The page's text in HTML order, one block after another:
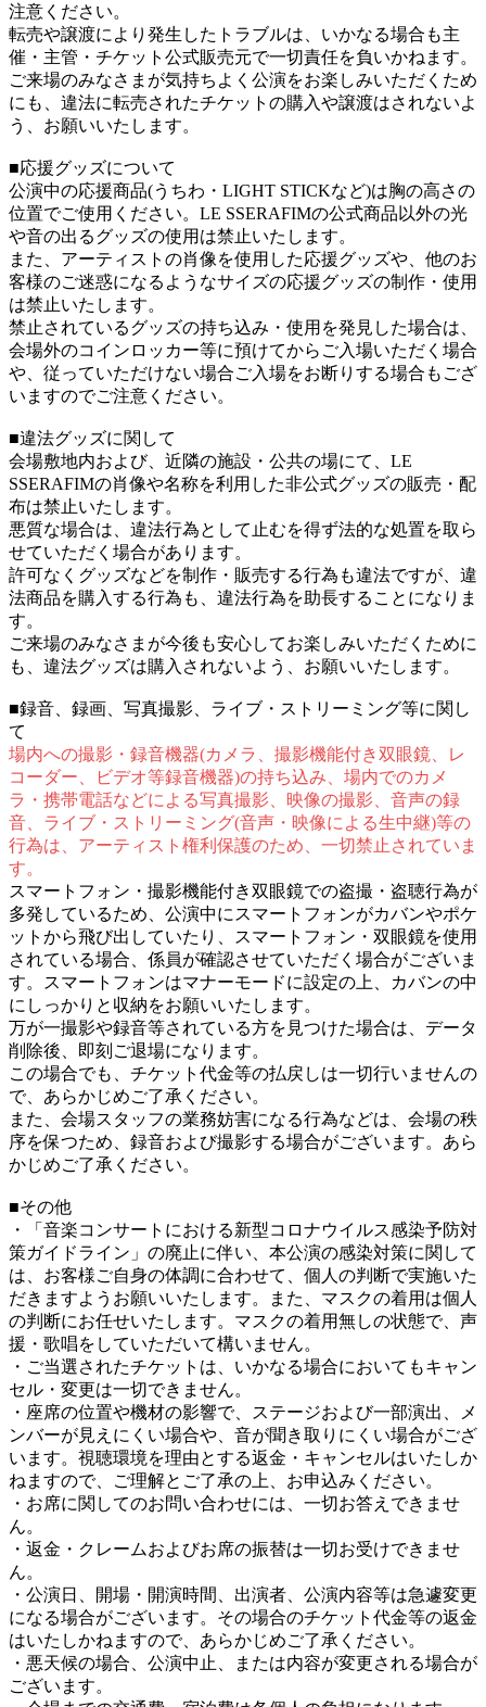
注意ください。
転売や譲渡により発生したトラブルは、いかなる場合も主
催・主管・チケット公式販売元で一切責任を負いかねます。
ご来場のみなさまが気持ちよく公演をお楽しみいただくため
にも、違法に転売されたチケットの購入や譲渡はされないよ
う、お願いいたします。
■応援グッズについて
公演中の応援商品(うちわ・LIGHT STICKなど)は胸の高さの
位置でご使用ください。LE SSERAFIMの公式商品以外の光
や音の出るグッズの使用は禁止いたします。
また、アーティストの肖像を使用した応援グッズや、他のお
客様のご迷惑になるようなサイズの応援グッズの制作・使用
は禁止いたします。
禁止されているグッズの持ち込み・使用を発見した場合は、
会場外のコインロッカー等に預けてからご入場いただく場合
や、従っていただけない場合ご入場をお断りする場合もござ
いますのでご注意ください。
■違法グッズに関して
会場敷地内および、近隣の施設・公共の場にて、LE
SSERAFIMの肖像や名称を利用した非公式グッズの販売・配
布は禁止いたします。
悪質な場合は、違法行為として止むを得ず法的な処置を取ら
せていただく場合があります。
許可なくグッズなどを制作・販売する行為も違法ですが、違
法商品を購入する行為も、違法行為を助長することになりま
す。
ご来場のみなさまが今後も安心してお楽しみいただくために
も、違法グッズは購入されないよう、お願いいたします。
■録音、録画、写真撮影、ライブ・ストリーミング等に関し
て
場内への撮影・録音機器(カメラ、撮影機能付き双眼鏡、レ
コーダー、ビデオ等録音機器)の持ち込み、場内でのカメ
ラ・携帯電話などによる写真撮影、映像の撮影、音声の録
音、ライブ・ストリーミング(音声・映像による生中継)等の
行為は、アーティスト権利保護のため、一切禁止されていま
す。
スマートフォン・撮影機能付き双眼鏡での盗撮・盗聴行為が
多発しているため、公演中にスマートフォンがカバンやポケ
ットから飛び出していたり、スマートフォン・双眼鏡を使用
されている場合、係員が確認させていただく場合がございま
す。スマートフォンはマナーモードに設定の上、カバンの中
にしっかりと収納をお願いいたします。
万が一撮影や録音等されている方を見つけた場合は、データ
削除後、即刻ご退場になります。
この場合でも、チケット代金等の払戻しは一切行いませんの
で、あらかじめご了承ください。
また、会場スタッフの業務妨害になる行為などは、会場の秩
序を保つため、録音および撮影する場合がございます。あら
かじめご了承ください。
■その他
・「音楽コンサートにおける新型コロナウイルス感染予防対
策ガイドライン」の廃止に伴い、本公演の感染対策に関して
は、お客様ご自身の体調に合わせて、個人の判断で実施いた
だきますようお願いいたします。また、マスクの着用は個人
の判断にお任せいたします。マスクの着用無しの状態で、声
援・歌唱をしていただいて構いません。
・ご当選されたチケットは、いかなる場合においてもキャン
セル・変更は一切できません。
・座席の位置や機材の影響で、ステージおよび一部演出、メ
ンバーが見えにくい場合や、音が聞き取りにくい場合がござ
います。視聴環境を理由とする返金・キャンセルはいたしか
ねますので、ご理解とご了承の上、お申込みください。
・お席に関してのお問い合わせには、一切お答えできませ
ん。
・返金・クレームおよびお席の振替は一切お受けできませ
ん。
・公演日、開場・開演時間、出演者、公演内容等は急遽変更
になる場合がございます。その場合のチケット代金等の返金
はいたしかねますので、あらかじめご了承ください。
・悪天候の場合、公演中止、または内容が変更される場合が
ございます。